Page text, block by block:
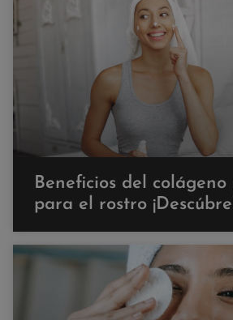
Beneficios del
para el rostro